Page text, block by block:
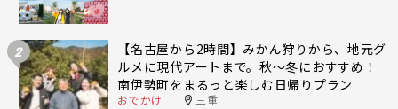
2
【名古屋から2時間】みかん狩りから、地元グ
ルメに現代アートまで。秋〜冬におすすめ！
南伊勢町をまるっと楽しむ日帰りプラン
おでかけ 三重